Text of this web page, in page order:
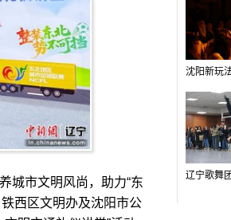
市文明风尚，助力“东
西区文明办及沈阳市公